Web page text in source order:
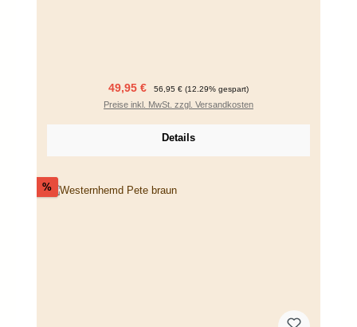
Verkaufspreis:
49,95 € Regulärer Preis:
56,95 € (12.29% gespart)
Preise inkl. MwSt. zzgl. Versandkosten
Details
%Rabatt